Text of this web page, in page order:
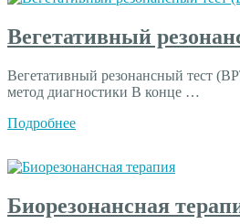
Вегетативный
Вегетативный резонансный тест
метод диагностики В конце …
Подробнее
Биорезонансная